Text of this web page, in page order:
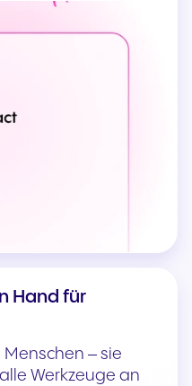
Hand für
Menschen – sie
Werkzeuge an